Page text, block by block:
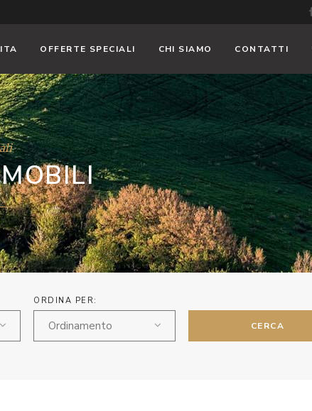
OFFERTE SPECIALI CHI SIAMO CONTATTI
ORDINA PER:
Ordinamento CERCA